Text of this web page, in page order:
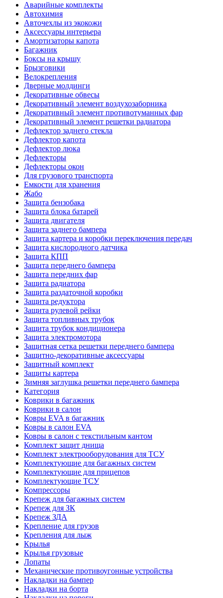
Аварийные комплекты
Автохимия
Авточехлы из экокожи
Аксессуары интерьера
Амортизаторы капота
Багажник
Боксы на крышу
Брызговики
Велокрепления
Дверные молдинги
Декоративные обвесы
Декоративный элемент воздухозаборника
Декоративный элемент противотуманных фар
Декоративный элемент решетки радиатора
Дефлектор заднего стекла
Дефлектор капота
Дефлектор люка
Дефлекторы
Дефлекторы окон
Для грузового транспорта
Емкости для хранения
Жабо
Защита бензобака
Защита блока батарей
Защита двигателя
Защита заднего бампера
Защита картера и коробки переключения передач
Защита кислородного датчика
Защита КПП
Защита переднего бампера
Защита передних фар
Защита радиатора
Защита раздаточной коробки
Защита редуктора
Защита рулевой рейки
Защита топливных трубок
Защита трубок кондиционера
Защита электромотора
Защитная сетка решетки переднего бампера
Защитно-декоративные аксессуары
Защитный комплект
Защиты картера
Зимняя заглушка решетки переднего бампера
Категория
Коврики в багажник
Коврики в салон
Ковры EVA в багажник
Ковры в салон EVA
Ковры в салон с текстильным кантом
Комплект защит днища
Комплект электрооборудования для ТСУ
Комплектующие для багажных систем
Комплектующие для прицепов
Комплектующие ТСУ
Компрессоры
Крепеж для багажных систем
Крепеж для ЗК
Крепеж ЗДА
Крепление для грузов
Крепления для лыж
Крылья
Крылья грузовые
Лопаты
Механические противоугонные устройства
Накладки на бампер
Накладки на борта